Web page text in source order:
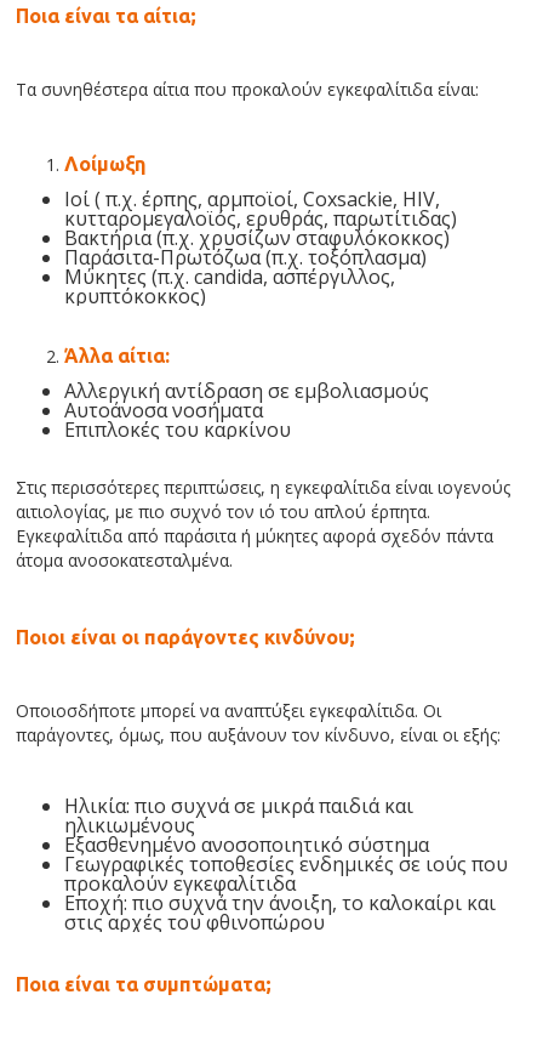
Ποια είναι τα αίτια;
Τα συνηθέστερα αίτια που προκαλούν εγκεφαλίτιδα είναι:
Λοίμωξη
Ιοί ( π.χ. έρπης, αρμποϊοί, Coxsackie, HIV,
κυτταρομεγαλοϊός, ερυθράς, παρωτίτιδας)
Βακτήρια (π.χ. χρυσίζων σταφυλόκοκκος)
Παράσιτα-Πρωτόζωα (π.χ. τοξόπλασμα)
Μύκητες (π.χ. candida, ασπέργιλλος,
κρυπτόκοκκος)
Άλλα αίτια:
Αλλεργική αντίδραση σε εμβολιασμούς
Αυτοάνοσα νοσήματα
Επιπλοκές του καρκίνου
Στις περισσότερες περιπτώσεις, η εγκεφαλίτιδα είναι ιογενούς
αιτιολογίας, με πιο συχνό τον ιό του απλού έρπητα.
Εγκεφαλίτιδα από παράσιτα ή μύκητες αφορά σχεδόν πάντα
άτομα ανοσοκατεσταλμένα.
Ποιοι είναι οι παράγοντες κινδύνου;
Οποιοσδήποτε μπορεί να αναπτύξει εγκεφαλίτιδα. Οι
παράγοντες, όμως, που αυξάνουν τον κίνδυνο, είναι οι εξής:
Ηλικία: πιο συχνά σε μικρά παιδιά και
ηλικιωμένους
Εξασθενημένο ανοσοποιητικό σύστημα
Γεωγραφικές τοποθεσίες ενδημικές σε ιούς που
προκαλούν εγκεφαλίτιδα
Εποχή: πιο συχνά την άνοιξη, το καλοκαίρι και
στις αρχές του φθινοπώρου
Ποια είναι τα συμπτώματα;